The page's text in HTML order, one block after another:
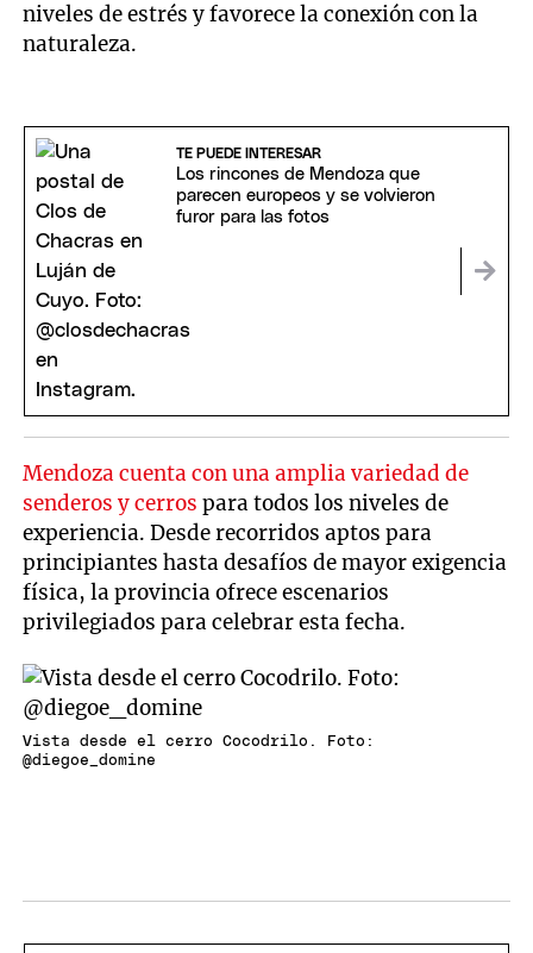
niveles de estrés y favorece la conexión con la
naturaleza.
TE PUEDE INTERESAR
Los rincones de Mendoza que
parecen europeos y se volvieron
furor para las fotos
Mendoza cuenta con una amplia variedad de
senderos y cerros para todos los niveles de
experiencia. Desde recorridos aptos para
principiantes hasta desafíos de mayor exigencia
física, la provincia ofrece escenarios
privilegiados para celebrar esta fecha.
Vista desde el cerro Cocodrilo. Foto:
@diegoe_domine